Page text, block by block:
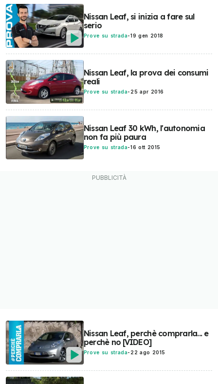
Nissan Leaf, si inizia a fare sul
serio
Prove su strada-19 gen 2018
Nissan Leaf, la prova dei consumi
reali
Prove su strada- 25 apr 2016
Nissan Leaf 30 kWh, l'autonomia
non fa più paura
Prove su strada-16 ott 2015
Nissan Leaf, perchè comprarla... e
perchè no [VIDEO]
Prove su strada- 22 ago 2015